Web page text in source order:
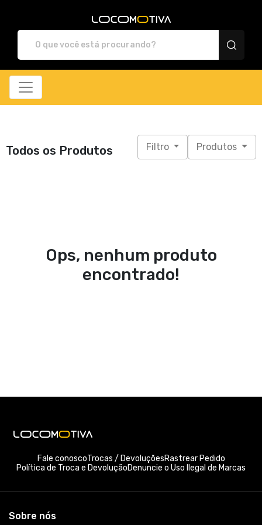
Todos os Produtos Filtro Produtos
Ops, nenhum produto
encontrado!
Fale conoscoTrocas / DevoluçõesRastrear Pedido
Política de Troca e DevoluçãoDenuncie o Uso Ilegal de Marcas
Sobre nós